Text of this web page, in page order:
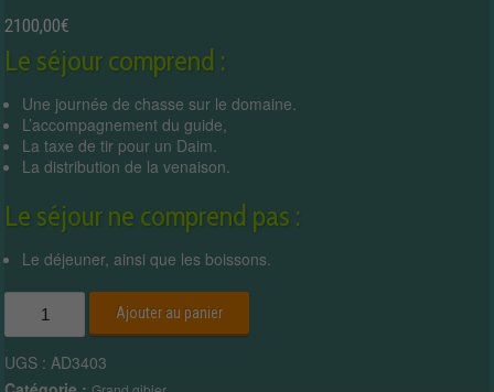
2100,00€
Le séjour comprend :
Une journée de chasse sur le domaine.
L’accompagnement du guide,
La taxe de tir pour un Daim.
La distribution de la venaison.
Le séjour ne comprend pas :
Le déjeuner, ainsi que les boissons.
Daim
Médaille
d'ARGENT
Ajouter au panier
UGS :AD3403